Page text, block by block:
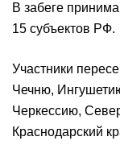
В забеге
15 субъектов РФ.
Участники
Чечню,
Черкессию,
Краснодарский